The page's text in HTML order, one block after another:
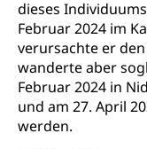
dieses
Februar 2024 im
verursachte er
wanderte aber
Februar 2024 in
und am 27. April
werden.